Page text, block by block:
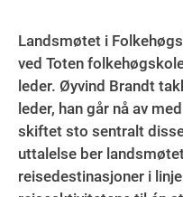
Landsmøtet i
ved Toten
leder. Øyvind Brandt
leder, han går nå av
skiftet sto sentralt
uttalelse ber
reisedestinasjoner i